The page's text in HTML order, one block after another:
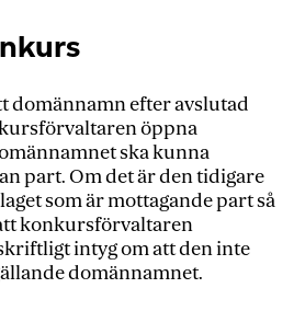
domännamn efter avslutad
öppna
ska kunna
part. Om det är den tidigare
som är mottagande part så
konkursförvaltaren
intyg om att den inte
domännamnet.